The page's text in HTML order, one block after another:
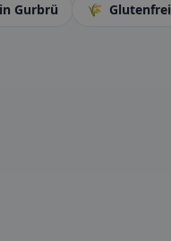
in Gurbrü 🌾 Glutenfrei